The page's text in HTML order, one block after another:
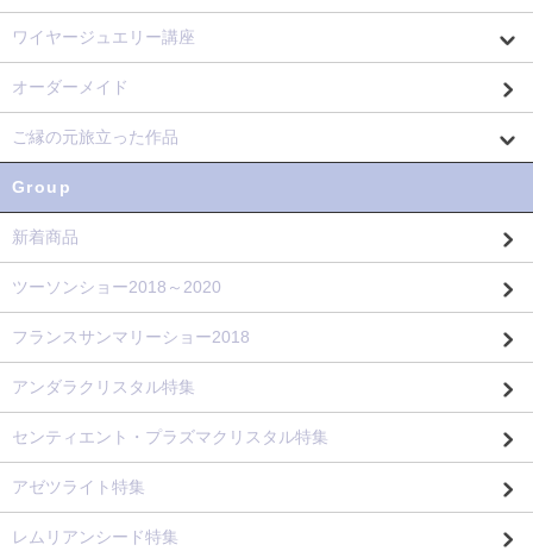
ワイヤージュエリー講座
オーダーメイド
ご縁の元旅立った作品
Group
新着商品
ツーソンショー2018～2020
フランスサンマリーショー2018
アンダラクリスタル特集
センティエント・プラズマクリスタル特集
アゼツライト特集
レムリアンシード特集